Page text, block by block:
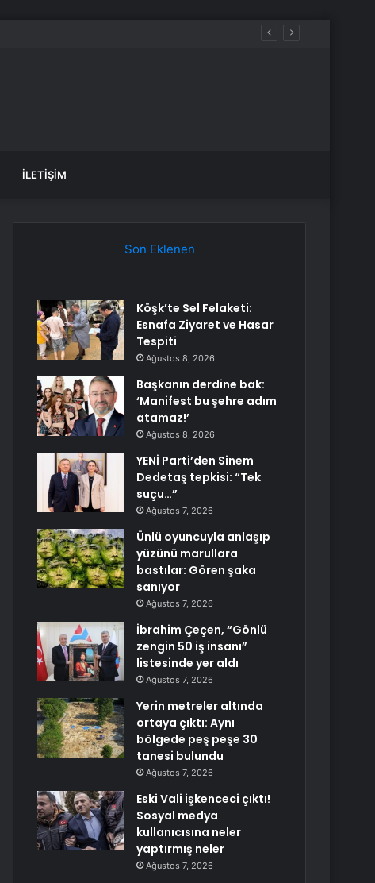
İLETIŞIM
Son Eklenen
Köşk’te Sel Felaketi:
Esnafa Ziyaret ve Hasar
Tespiti
Ağustos 8, 2026
Başkanın derdine bak:
‘Manifest bu şehre adım
atamaz!’
Ağustos 8, 2026
YENİ Parti’den Sinem
Dedetaş tepkisi: “Tek
suçu…”
Ağustos 7, 2026
Ünlü oyuncuyla anlaşıp
yüzünü marullara
bastılar: Gören şaka
sanıyor
Ağustos 7, 2026
İbrahim Çeçen, “Gönlü
zengin 50 iş insanı”
listesinde yer aldı
Ağustos 7, 2026
Yerin metreler altında
ortaya çıktı: Aynı
bölgede peş peşe 30
tanesi bulundu
Ağustos 7, 2026
Eski Vali işkenceci çıktı!
Sosyal medya
kullanıcısına neler
yaptırmış neler
Ağustos 7, 2026